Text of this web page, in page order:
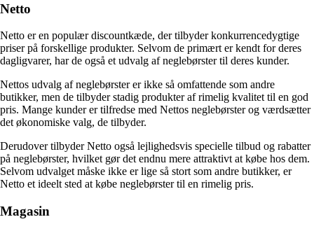
Netto
Netto er en populær discountkæde, der tilbyder konkurrencedygtige
priser på forskellige produkter. Selvom de primært er kendt for deres
dagligvarer, har de også et udvalg af neglebørster til deres kunder.
Nettos udvalg af neglebørster er ikke så omfattende som andre
butikker, men de tilbyder stadig produkter af rimelig kvalitet til en god
pris. Mange kunder er tilfredse med Nettos neglebørster og værdsætter
det økonomiske valg, de tilbyder.
Derudover tilbyder Netto også lejlighedsvis specielle tilbud og rabatter
på neglebørster, hvilket gør det endnu mere attraktivt at købe hos dem.
Selvom udvalget måske ikke er lige så stort som andre butikker, er
Netto et ideelt sted at købe neglebørster til en rimelig pris.
Magasin